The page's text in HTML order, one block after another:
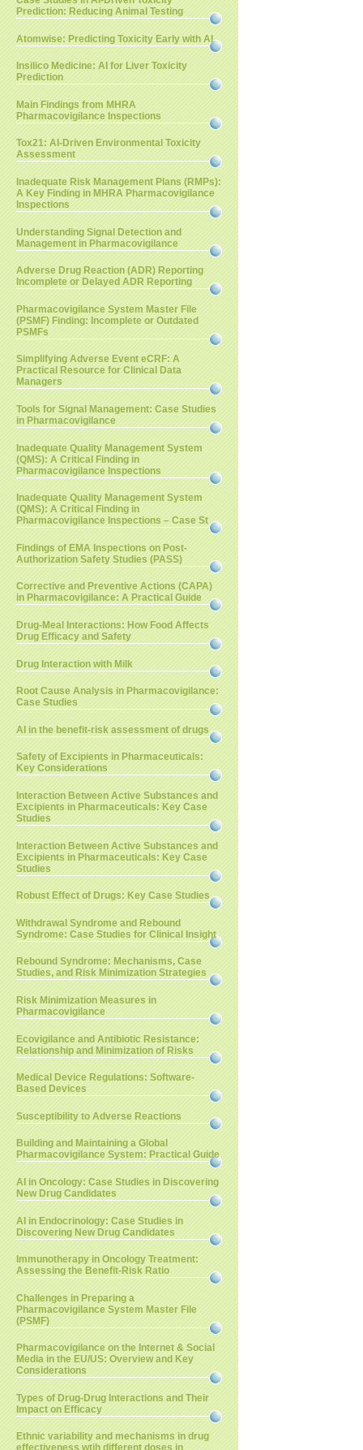
Prediction: Reducing Animal Testing
Atomwise: Predicting Toxicity Early with AI
Insilico Medicine: AI for Liver Toxicity
Prediction
Main Findings from MHRA
Pharmacovigilance Inspections
Tox21: AI-Driven Environmental Toxicity
Assessment
Inadequate Risk Management Plans (RMPs):
A Key Finding in MHRA Pharmacovigilance
Inspections
Understanding Signal Detection and
Management in Pharmacovigilance
Adverse Drug Reaction (ADR) Reporting
Incomplete or Delayed ADR Reporting
Pharmacovigilance System Master File
(PSMF) Finding: Incomplete or Outdated
PSMFs
Simplifying Adverse Event eCRF: A
Practical Resource for Clinical Data
Managers
Tools for Signal Management: Case Studies
in Pharmacovigilance
Inadequate Quality Management System
(QMS): A Critical Finding in
Pharmacovigilance Inspections
Inadequate Quality Management System
(QMS): A Critical Finding in
Pharmacovigilance Inspections – Case St
Findings of EMA Inspections on Post-
Authorization Safety Studies (PASS)
Corrective and Preventive Actions (CAPA)
in Pharmacovigilance: A Practical Guide
Drug-Meal Interactions: How Food Affects
Drug Efficacy and Safety
Drug Interaction with Milk
Root Cause Analysis in Pharmacovigilance:
Case Studies
AI in the benefit-risk assessment of drugs
Safety of Excipients in Pharmaceuticals:
Key Considerations
Interaction Between Active Substances and
Excipients in Pharmaceuticals: Key Case
Studies
Interaction Between Active Substances and
Excipients in Pharmaceuticals: Key Case
Studies
Robust Effect of Drugs: Key Case Studies
Withdrawal Syndrome and Rebound
Syndrome: Case Studies for Clinical Insight
Rebound Syndrome: Mechanisms, Case
Studies, and Risk Minimization Strategies
Risk Minimization Measures in
Pharmacovigilance
Ecovigilance and Antibiotic Resistance:
Relationship and Minimization of Risks
Medical Device Regulations: Software-
Based Devices
Susceptibility to Adverse Reactions
Building and Maintaining a Global
Pharmacovigilance System: Practical Guide
AI in Oncology: Case Studies in Discovering
New Drug Candidates
AI in Endocrinology: Case Studies in
Discovering New Drug Candidates
Immunotherapy in Oncology Treatment:
Assessing the Benefit-Risk Ratio
Challenges in Preparing a
Pharmacovigilance System Master File
(PSMF)
Pharmacovigilance on the Internet & Social
Media in the EU/US: Overview and Key
Considerations
Types of Drug-Drug Interactions and Their
Impact on Efficacy
Ethnic variability and mechanisms in drug